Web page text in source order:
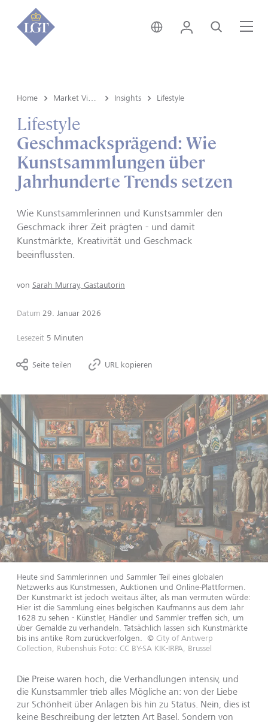
Global • Deutsch
Login Suche
Home Insights Lifestyle
Lifestyle
Geschmacksprägend: Wie
Kunstsammlungen über
Jahrhunderte Trends setzen
Wie Kunstsammlerinnen und Kunstsammler den
Geschmack ihrer Zeit prägten - und damit
Kunstmärkte, Kreativität und Geschmack
beeinflussten.
von Sarah Murray, Gastautorin
Datum 29. Januar 2026
Lesezeit 5 Minuten
Seite teilen URL kopieren
Heute sind Sammlerinnen und Sammler Teil eines globalen
Netzwerks aus Kunstmessen, Auktionen und Online-Plattformen.
Der Kunstmarkt ist jedoch weitaus älter, als man vermuten würde:
Hier ist die Sammlung eines belgischen Kaufmanns aus dem Jahr
1628 zu sehen - Künstler, Händler und Sammler treffen sich, um
über Gemälde zu verhandeln. Tatsächlich lassen sich Kunstmärkte
bis ins antike Rom zurückverfolgen.
© City of Antwerp
Collection, Rubenshuis Foto: CC BY-SA KIK-IRPA, Brussel
Die Preise waren hoch, die Verhandlungen intensiv, und
die Kunstsammler trieb alles Mögliche an: von der Liebe
zur Schönheit über Anlagen bis hin zu Status. Nein, dies ist
keine Beschreibung der letzten Art Basel. Sondern von